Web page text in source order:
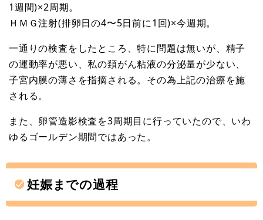
1週間)×2周期。
ＨＭＧ注射(排卵日の4〜5日前に1回)×今週期。
一通りの検査をしたところ、特に問題は無いが、精子
の運動率が悪い、私の頚がん粘液の分泌量が少ない、
子宮内膜の薄さを指摘される。その為上記の治療を施
される。
また、卵管造影検査を3周期目に行っていたので、いわ
ゆるゴールデン期間ではあった。
妊娠までの過程